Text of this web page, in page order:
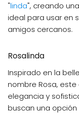
"linda", creando
ideal para usar en
amigos cercanos.
Rosalinda
Inspirado en la
nombre Rosa,
elegancia y
buscan una